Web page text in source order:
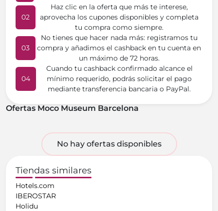
02
Haz clic en la oferta que más te interese,
aprovecha los cupones disponibles y completa
tu compra como siempre.
03
No tienes que hacer nada más: registramos tu
compra y añadimos el cashback en tu cuenta en
un máximo de 72 horas.
04
Cuando tu cashback confirmado alcance el
mínimo requerido, podrás solicitar el pago
mediante transferencia bancaria o PayPal.
Ofertas Moco Museum Barcelona
No hay ofertas disponibles
Tiendas similares
Hotels.com
IBEROSTAR
Holidu